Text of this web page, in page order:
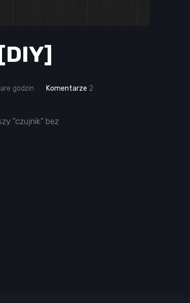
godzin Komentarze 2
"czujnik" bez